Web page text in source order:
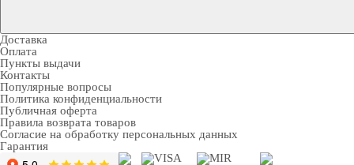
Доставка
Оплата
Пункты выдачи
Контакты
Популярные вопросы
Политика конфиденциальности
Публичная оферта
Правила возврата товаров
Согласие на обработку персональных данных
Гарантия